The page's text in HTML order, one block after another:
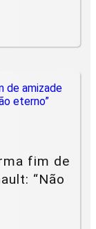
fim de
“Não